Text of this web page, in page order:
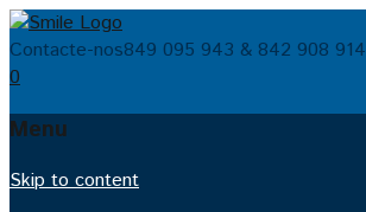
Contacte-nos849 095 943 & 842 908 914
0
Menu
Skip to content